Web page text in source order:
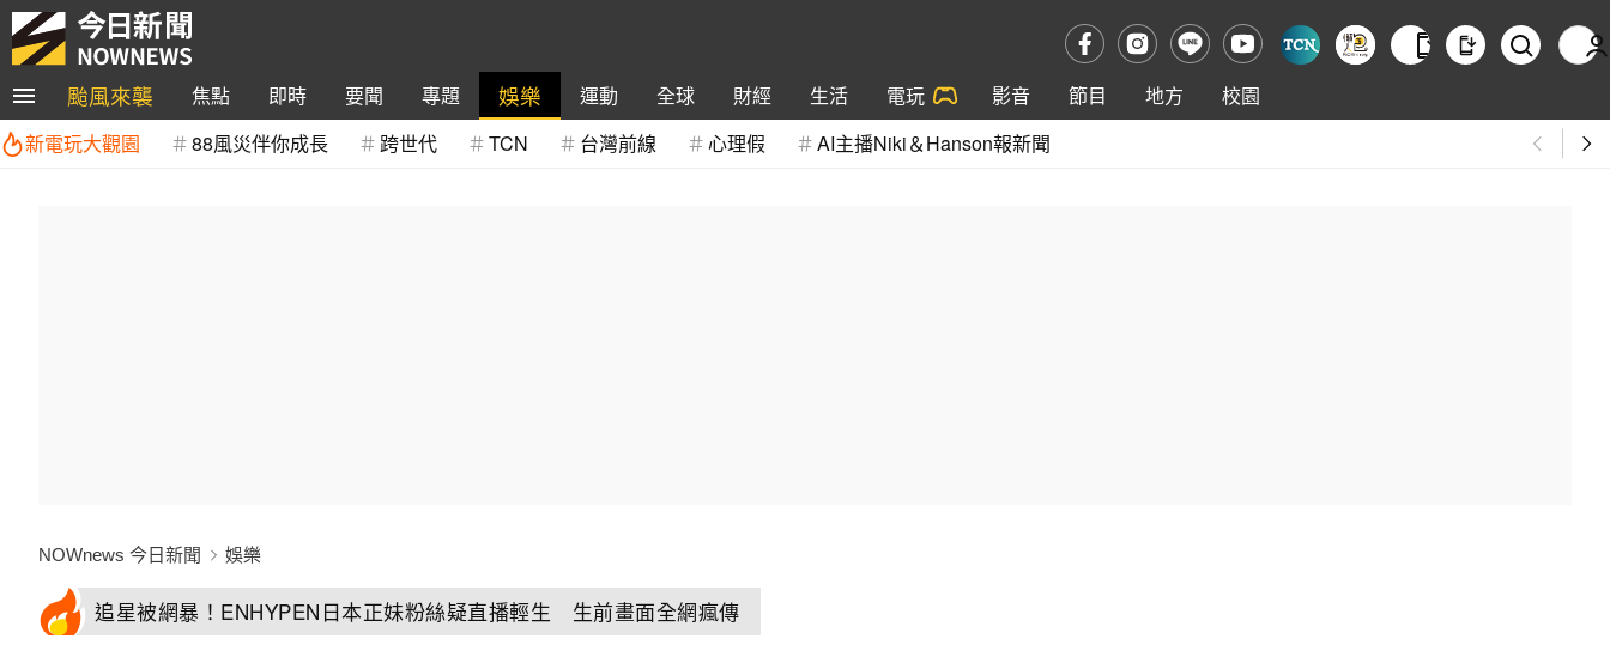
颱風來襲 焦點 即時 要聞 專題 娛樂 運動 全球 財經 生活 電玩 影音 節目 地方
校園
新電玩大觀園
88風災伴你成長 跨世代 TCN 台灣前線 心理假 AI主播Niki＆Hanson報新聞
NOWnews 今日新聞 娛樂
追星被網暴！ENHYPEN日本正妹粉絲疑直播輕生 生前畫面全網瘋傳